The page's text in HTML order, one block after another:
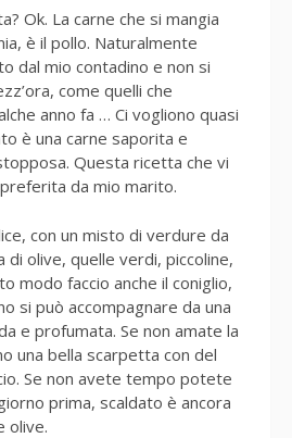
Ok. La carne che si mangia
è il pollo. Naturalmente
dal mio contadino e non si
come quelli che
anno fa … Ci vogliono quasi
è una carne saporita e
Questa ricetta che vi
da mio marito.
con un misto di verdure da
di olive, quelle verdi, piccoline,
modo faccio anche il coniglio,
si può accompagnare da una
e profumata. Se non amate la
una bella scarpetta con del
Se non avete tempo potete
prima, scaldato è ancora
olive.